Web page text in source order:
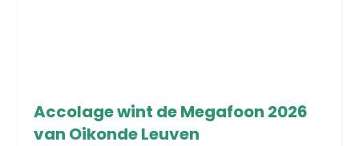
Accolage wint de Megafoon 2026
van Oikonde Leuven